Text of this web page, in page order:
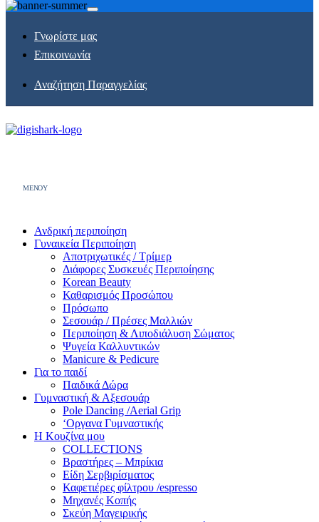
Γνωρίστε μας
Επικοινωνία
Αναζήτηση Παραγγελίας
MENOY
Ανδρική περιποίηση
Γυναικεία Περιποίηση
Αποτριχωτικές / Τρίμερ
Διάφορες Συσκευές Περιποίησης
Korean Beauty
Καθαρισμός Προσώπου
Πρόσωπο
Σεσουάρ / Πρέσες Μαλλιών
Περιποίηση & Λιποδιάλυση Σώματος
Ψυγεία Καλλυντικών
Manicure & Pedicure
Για το παιδί
Παιδικά Δώρα
Γυμναστική & Αξεσουάρ
Pole Dancing /Aerial Grip
‘Οργανα Γυμναστικής
Η Κουζίνα μου
COLLECTIONS
Βραστήρες – Μπρίκια
Είδη Σερβιρίσματος
Καφετιέρες φίλτρου /espresso
Μηχανές Κοπής
Σκεύη Μαγειρικής